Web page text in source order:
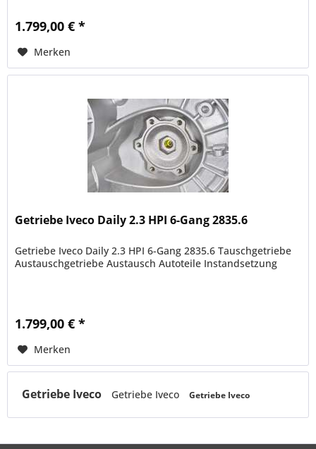
1.799,00 € *
Merken
Getriebe Iveco Daily 2.3 HPI 6-Gang 2835.6
Getriebe Iveco Daily 2.3 HPI 6-Gang 2835.6 Tauschgetriebe
Austauschgetriebe Austausch Autoteile Instandsetzung
1.799,00 € *
Merken
Getriebe Iveco Getriebe Iveco Getriebe Iveco